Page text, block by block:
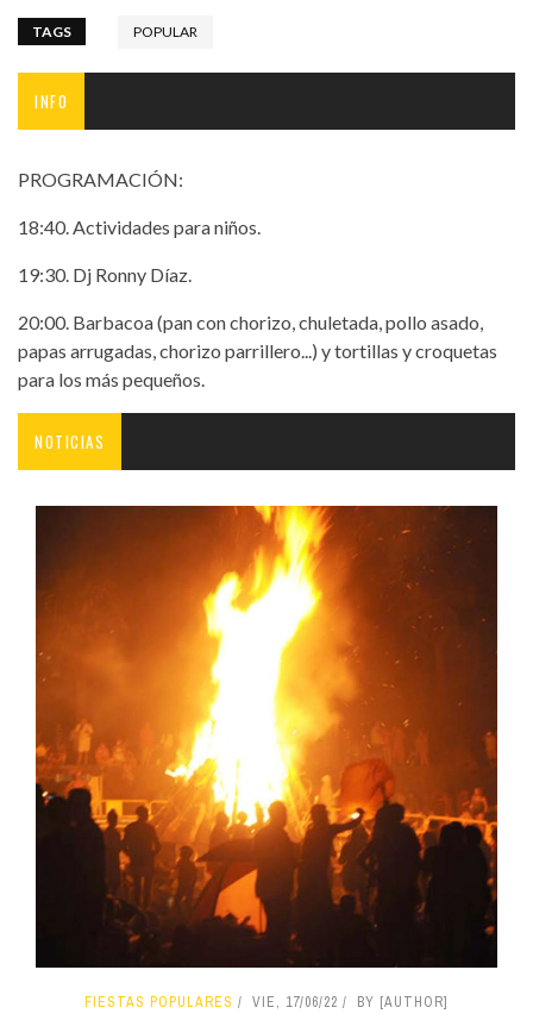
TAGS POPULAR
INFO
PROGRAMACIÓN:
18:40. Actividades para niños.
19:30. Dj Ronny Díaz.
20:00. Barbacoa (pan con chorizo, chuletada, pollo asado,
papas arrugadas, chorizo parrillero...) y tortillas y croquetas
para los más pequeños.
NOTICIAS
FIESTAS POPULARES VIE, 17/06/22 BY [AUTHOR]